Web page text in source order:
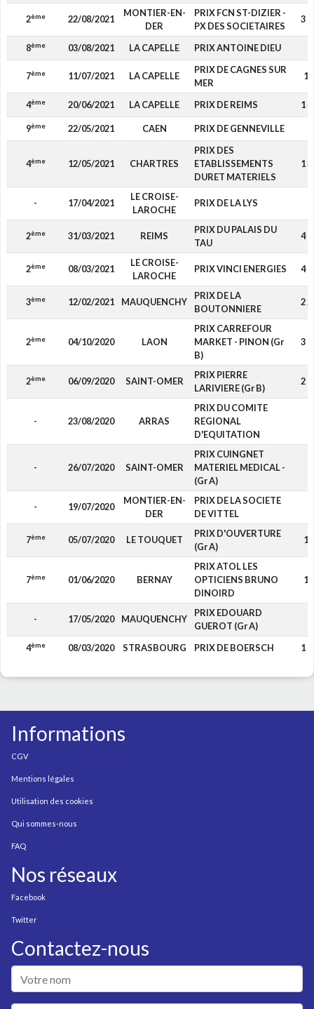
2ème 22/08/2021
MONTIER-EN-
DER
PRIX FCN ST-DIZIER -
PX DES SOCIETAIRES
3
8ème 03/08/2021 LA CAPELLE PRIX ANTOINE DIEU
7ème 11/07/2021 LA CAPELLE
PRIX DE CAGNES SUR
MER
4ème 20/06/2021 LA CAPELLE PRIX DE REIMS 1
9ème 22/05/2021 CAEN PRIX DE GENNEVILLE
4ème 12/05/2021 CHARTRES
PRIX DES
ETABLISSEMENTS
DURET MATERIELS
1
- 17/04/2021
LE CROISE-
LAROCHE
PRIX DE LA LYS
2ème 31/03/2021 REIMS
PRIX DU PALAIS DU
TAU
4
2ème 08/03/2021
LE CROISE-
LAROCHE
PRIX VINCI ENERGIES 4
3ème 12/02/2021 MAUQUENCHY
PRIX DE LA
BOUTONNIERE
2
2ème 04/10/2020 LAON
PRIX CARREFOUR
MARKET - PINON (Gr
B)
3
2ème 06/09/2020 SAINT-OMER
PRIX PIERRE
LARIVIERE (Gr B)
2
- 23/08/2020 ARRAS
PRIX DU COMITE
REGIONAL
D'EQUITATION
- 26/07/2020 SAINT-OMER
PRIX CUINGNET
MATERIEL MEDICAL -
(Gr A)
- 19/07/2020
MONTIER-EN-
DER
PRIX DE LA SOCIETE
DE VITTEL
7ème 05/07/2020 LE TOUQUET
PRIX D'OUVERTURE
(Gr A)
7ème 01/06/2020 BERNAY
PRIX ATOL LES
OPTICIENS BRUNO
DINOIRD
- 17/05/2020 MAUQUENCHY
PRIX EDOUARD
GUEROT (Gr A)
4ème 08/03/2020 STRASBOURG PRIX DE BOERSCH 1
Informations
CGV
Mentions légales
Utilisation des cookies
Qui sommes-nous
FAQ
Nos réseaux
Facebook
Twitter
Contactez-nous